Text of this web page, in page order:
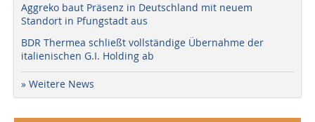
Aggreko baut Präsenz in Deutschland mit neuem
Standort in Pfungstadt aus
BDR Thermea schließt vollständige Übernahme der
italienischen G.I. Holding ab
» Weitere News